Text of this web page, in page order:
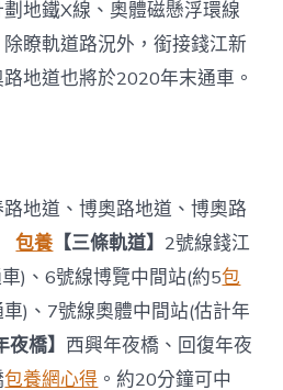
地鐵X線、奧體磁懸浮環線
瞭軌道路況外，銜接錢江新
地道也將於2020年末通車。
地道、博奧路地道、博奧路
)包養 【三條軌道】 2號線錢江
)、6號線博覽中間站(約5包
)、7號線奧體中間站(估計年
夜橋】 西興年夜橋、回復年夜
包養網心得 。約20分鐘可中